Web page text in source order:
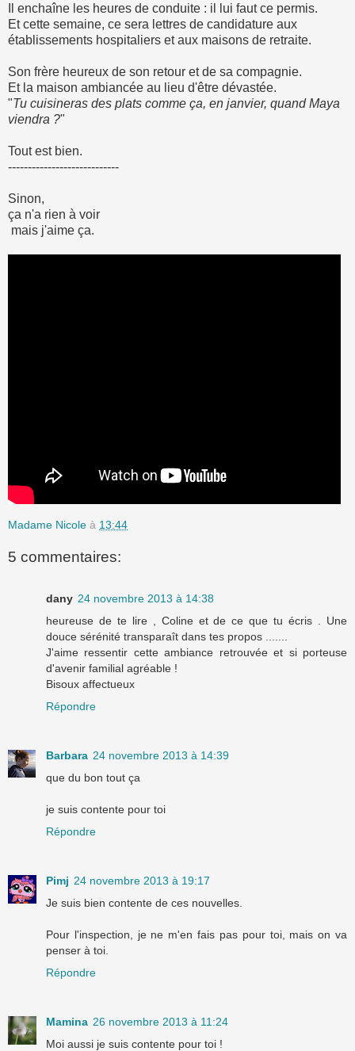
Il enchaîne les heures de conduite : il lui faut ce permis.
Et cette semaine, ce sera lettres de candidature aux
établissements hospitaliers et aux maisons de retraite.
Son frère heureux de son retour et de sa compagnie.
Et la maison ambiancée au lieu d'être dévastée.
"Tu cuisineras des plats comme ça, en janvier, quand Maya
viendra ?"
Tout est bien.
----------------------------
Sinon,
ça n'a rien à voir
mais j'aime ça.
Madame Nicole à 13:44
5 commentaires:
dany 24 novembre 2013 à 14:38
heureuse de te lire , Coline et de ce que tu écris . Une
douce sérénité transparaît dans tes propos .......
J'aime ressentir cette ambiance retrouvée et si porteuse
d'avenir familial agréable !
Bisoux affectueux
Répondre
Barbara 24 novembre 2013 à 14:39
que du bon tout ça
je suis contente pour toi
Répondre
Pimj 24 novembre 2013 à 19:17
Je suis bien contente de ces nouvelles.
Pour l'inspection, je ne m'en fais pas pour toi, mais on va
penser à toi.
Répondre
Mamina 26 novembre 2013 à 11:24
Moi aussi je suis contente pour toi !